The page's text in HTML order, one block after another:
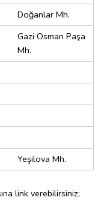
Doğanlar Mh.
Gazi Osman Paşa
Mh.
Yeşilova Mh.
link verebilirsiniz;